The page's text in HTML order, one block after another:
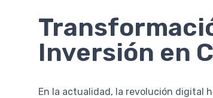
Inversión en
En la actualidad, la revolución digital